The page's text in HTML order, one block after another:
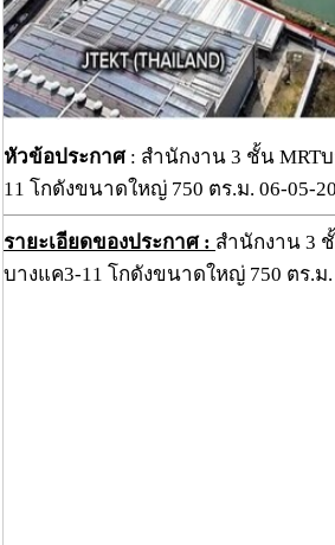
หัวข้อประกาศ: สำนักงาน 3 ชั้น MRT
11 โกดังขนาดใหญ่ 750 ตร.ม. 06-05-
รายะเอียดของประกาศ : สำนักงาน 3
บางแค3-11 โกดังขนาดใหญ่ 750 ตร.ม.